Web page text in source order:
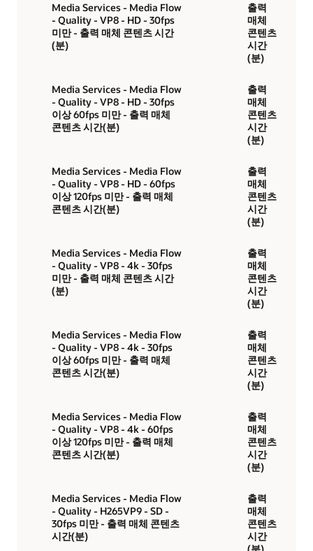
Media Services - Media Flow
- Quality - VP8 - HD - 30fps
미만 - 출력 매체 콘텐츠 시간
(분)
출력
매체
콘텐츠
시간
(분)
Media Services - Media Flow
- Quality - VP8 - HD - 30fps
이상 60fps 미만 - 출력 매체
콘텐츠 시간(분)
출력
매체
콘텐츠
시간
(분)
Media Services - Media Flow
- Quality - VP8 - HD - 60fps
이상 120fps 미만 - 출력 매체
콘텐츠 시간(분)
출력
매체
콘텐츠
시간
(분)
Media Services - Media Flow
- Quality - VP8 - 4k - 30fps
미만 - 출력 매체 콘텐츠 시간
(분)
출력
매체
콘텐츠
시간
(분)
Media Services - Media Flow
- Quality - VP8 - 4k - 30fps
이상 60fps 미만 - 출력 매체
콘텐츠 시간(분)
출력
매체
콘텐츠
시간
(분)
Media Services - Media Flow
- Quality - VP8 - 4k - 60fps
이상 120fps 미만 - 출력 매체
콘텐츠 시간(분)
출력
매체
콘텐츠
시간
(분)
Media Services - Media Flow
- Quality - H265VP9 - SD -
30fps 미만 - 출력 매체 콘텐츠
시간(분)
출력
매체
콘텐츠
시간